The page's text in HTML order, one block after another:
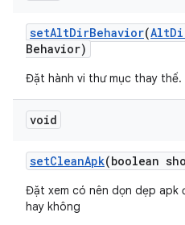
setAltDirBehavior(Alt
Behavior)
Đặt hành vi thư mục thay thế.
void
setCleanApk(boolean
Đặt xem có nên dọn dẹp apk
hay không